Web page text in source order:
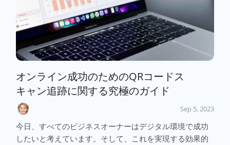
オンライン成功のためのQRコードス
キャン追跡に関する究極のガイド
Sep 5, 2023
今日、すべてのビジネスオーナーはデジタル環境で成功
したいと考えています。そして、これを実現する効果的